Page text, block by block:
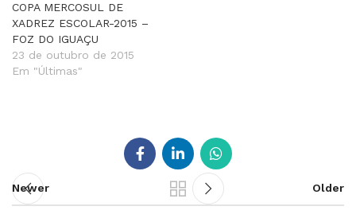
COPA MERCOSUL DE
XADREZ ESCOLAR-2015 –
FOZ DO IGUAÇU
23 de outubro de 2015
Em "Últimas"
Newer Older